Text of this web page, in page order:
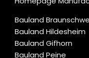
Bauland
Bauland Hildesheim
Bauland Gifhorn
Bauland Peine